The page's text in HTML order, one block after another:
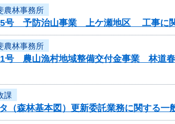
農林事務所
号 予防治山事業 上ケ瀬地区 工事に
農林事務所
号 農山漁村地域整備交付金事業 林道
課
（森林基本図）更新委託業務に関する一